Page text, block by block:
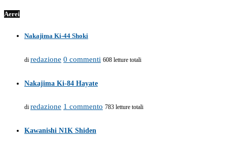
Aerei
Nakajima Ki-44 Shoki
di redazione 0 commenti 608 letture totali
Nakajima Ki-84 Hayate
di redazione 1 commento 783 letture totali
Kawanishi N1K Shiden